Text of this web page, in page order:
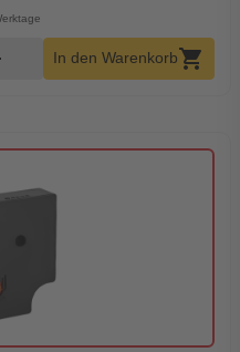
Menge
In den Warenkorbshopping_cart